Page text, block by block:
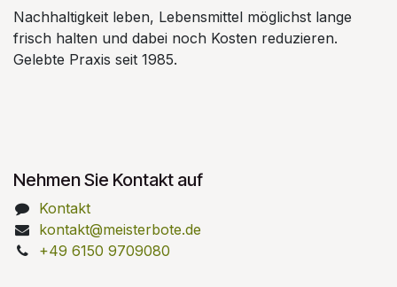
Nachhaltigkeit leben, Lebensmittel möglichst lange
frisch halten und dabei noch Kosten reduzieren.
Gelebte Praxis seit 1985.
Nehmen Sie Kontakt auf
Kontakt
kontakt@meisterbote.de
+49 6150 9709080